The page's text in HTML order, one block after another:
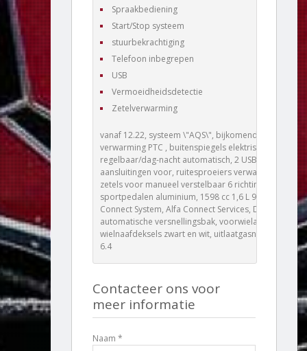
Spraakbediening
Start/Stop systeem
stuurbekrachtiging
Telefoon inbegrepen
USB
Vermoeidheidsdetectie
Zetelverwarming
vanaf 12.22, systeem \"AQS\", bijkomende
verwarming PTC , buitenspiegels elektrisch
regelbaar/dag-nacht automatisch, 2 USB-
aansluitingen voor, ruitesproeiers verwarmbaar,
zetels voor manueel verstelbaar 6 richtingen, Sprint,
sportpedalen aluminium, 1598 cc 1,6 L 96 KW, Alfa
Connect System, Alfa Connect Services, DCT
automatische versnellingsbak, voorwielaandrijving,
wielnaafdeksels zwart en wit, uitlaatgasnorm Euro
6.4
Contacteer ons voor
meer informatie
Naam *